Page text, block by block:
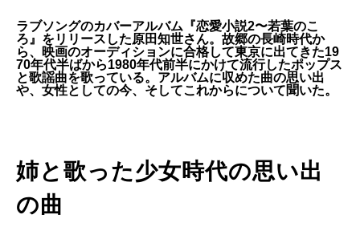
ラブソングのカバーアルバム『恋愛小説2〜若葉のこ
ろ』をリリースした原田知世さん。故郷の長崎時代か
ら、映画のオーディションに合格して東京に出てきた19
70年代半ばから1980年代前半にかけて流行したポップス
と歌謡曲を歌っている。アルバムに収めた曲の思い出
や、女性としての今、そしてこれからについて聞いた。
姉と歌った少女時代の思い出
の曲